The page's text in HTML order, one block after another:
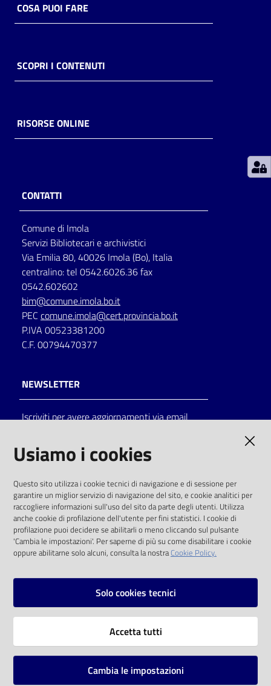
Piani
Decentrate
Seguici
su
on line
Eventi
Chiedi al
bibliotecario
Avvisi
COSA PUOI FARE
SCOPRI I CONTENUTI
RISORSE ONLINE
CONTATTI
Comune di Imola
Servizi Bibliotecari e archivistici
Via Emilia 80, 40026 Imola (Bo), Italia
centralino: tel 0542.6026.36 fax
0542.602602
bim@comune.imola.bo.it
PEC comune.imola@cert.provincia.bo.it
P.IVA 00523381200
C.F. 00794470377
NEWSLETTER
Iscriviti per avere aggiornamenti via email
solo alle condizioni previste dalla direttiva
comunitaria 2003/98/CE e dal d.lgs. 36/2006
SOCIAL
Instagram
Vai alla pagina
Usiamo i cookies
Questo sito utilizza i cookie tecnici di navigazione e di sessione per
garantire un miglior servizio di navigazione del sito, e cookie analitici per
raccogliere informazioni sull'uso del sito da parte degli utenti. Utilizza
anche cookie di profilazione dell'utente per fini statistici. I cookie di
profilazione puoi decidere se abilitarli o meno cliccando sul pulsante
'Cambia le impostazioni'. Per saperne di più su come disabilitare i cookie
oppure abilitarne solo alcuni, consulta la nostraCookie Policy.
Solo cookies tecnici
Accetta tutti
Cambia le impostazioni